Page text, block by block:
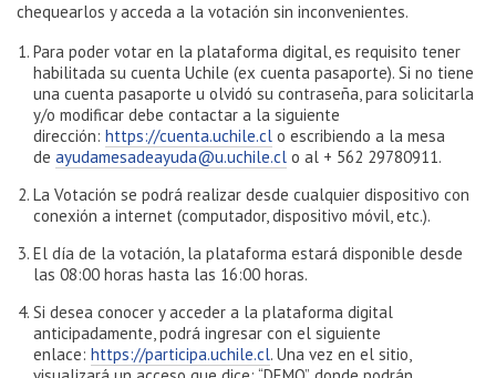
chequearlos y acceda a la votación sin inconvenientes.
Para poder votar en la plataforma digital, es requisito tener
habilitada su cuenta Uchile (ex cuenta pasaporte). Si no tiene
una cuenta pasaporte u olvidó su contraseña, para solicitarla
y/o modificar debe contactar a la siguiente
dirección: https://cuenta.uchile.cl o escribiendo a la mesa
de ayudamesadeayuda@u.uchile.cl o al + 562 29780911.
La Votación se podrá realizar desde cualquier dispositivo con
conexión a internet (computador, dispositivo móvil, etc.).
El día de la votación, la plataforma estará disponible desde
las 08:00 horas hasta las 16:00 horas.
Si desea conocer y acceder a la plataforma digital
anticipadamente, podrá ingresar con el siguiente
enlace: https://participa.uchile.cl. Una vez en el sitio,